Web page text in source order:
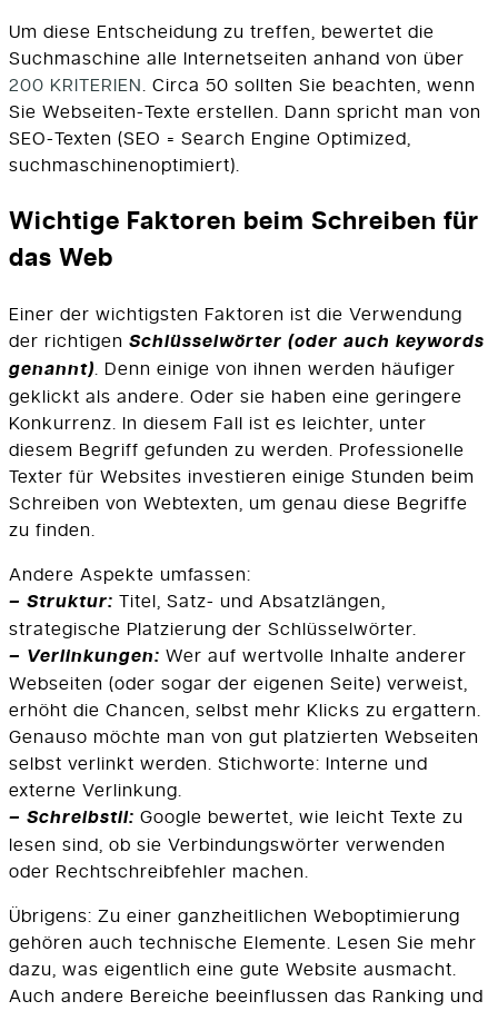
Um diese Entscheidung zu treffen, bewertet die
Suchmaschine alle Internetseiten anhand von über
200 KRITERIEN. Circa 50 sollten Sie beachten, wenn
Sie Webseiten-Texte erstellen. Dann spricht man von
SEO-Texten (SEO = Search Engine Optimized,
suchmaschinenoptimiert).
Wichtige Faktoren beim Schreiben für
das Web
Einer der wichtigsten Faktoren ist die Verwendung
der richtigen Schlüsselwörter (oder auch keywords
genannt). Denn einige von ihnen werden häufiger
geklickt als andere. Oder sie haben eine geringere
Konkurrenz. In diesem Fall ist es leichter, unter
diesem Begriff gefunden zu werden. Professionelle
Texter für Websites investieren einige Stunden beim
Schreiben von Webtexten, um genau diese Begriffe
zu finden.
Andere Aspekte umfassen:
– Struktur: Titel, Satz- und Absatzlängen,
strategische Platzierung der Schlüsselwörter.
– Verlinkungen: Wer auf wertvolle Inhalte anderer
Webseiten (oder sogar der eigenen Seite) verweist,
erhöht die Chancen, selbst mehr Klicks zu ergattern.
Genauso möchte man von gut platzierten Webseiten
selbst verlinkt werden. Stichworte: Interne und
externe Verlinkung.
– Schreibstil: Google bewertet, wie leicht Texte zu
lesen sind, ob sie Verbindungswörter verwenden
oder Rechtschreibfehler machen.
Übrigens: Zu einer ganzheitlichen Weboptimierung
gehören auch technische Elemente. Lesen Sie mehr
dazu, was eigentlich eine gute Website ausmacht.
Auch andere Bereiche beeinflussen das Ranking und